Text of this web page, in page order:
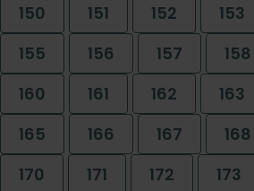
150
151 152 153
155
156 157 158
160
161 162 163
165
166 167 168
170
171 172 173